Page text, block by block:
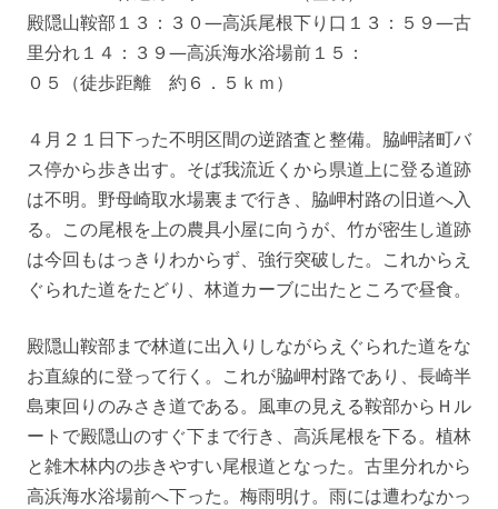
殿隠山鞍部１３：３０—高浜尾根下り口１３：５９—古
里分れ１４：３９—高浜海水浴場前１５：
０５（徒歩距離 約６．５ｋｍ）
４月２１日下った不明区間の逆踏査と整備。脇岬諸町バ
ス停から歩き出す。そば我流近くから県道上に登る道跡
は不明。野母崎取水場裏まで行き、脇岬村路の旧道へ入
る。この尾根を上の農具小屋に向うが、竹が密生し道跡
は今回もはっきりわからず、強行突破した。これからえ
ぐられた道をたどり、林道カーブに出たところで昼食。
殿隠山鞍部まで林道に出入りしながらえぐられた道をな
お直線的に登って行く。これが脇岬村路であり、長崎半
島東回りのみさき道である。風車の見える鞍部からＨル
ートで殿隠山のすぐ下まで行き、高浜尾根を下る。植林
と雑木林内の歩きやすい尾根道となった。古里分れから
高浜海水浴場前へ下った。梅雨明け。雨には遭わなかっ